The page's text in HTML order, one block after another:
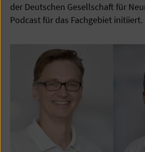
der Deutschen Gesellschaft für
Podcast für das Fachgebiet initiiert.